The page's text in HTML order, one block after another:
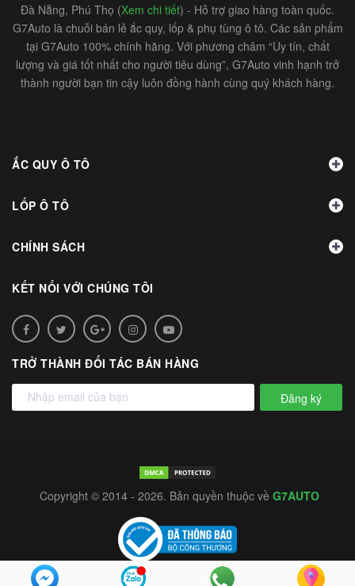
Đà Nẵng, Phú Thọ (Xem chi tiết) - Hỗ trợ giao hàng toàn quốc.
G7Auto là chuỗi bán lẻ ắc quy, lốp & phụ tùng ô tô. Các sản phẩm
tại G7Auto 100% chính hãng. Với phương châm “Uy tín, chất
lượng và giá tốt nhất cho người tiêu dùng”, G7Auto vinh hạnh trở
thành người bạn tin cậy luôn đồng hành cùng quý khách hàng.
ẮC QUY Ô TÔ
LỐP Ô TÔ
CHÍNH SÁCH
KẾT NỐI VỚI CHÚNG TÔI
TRỞ THÀNH ĐỐI TÁC BÁN HÀNG
Đăng ký
Copyright © 2014 - 2026. Bản quyền thuộc về G7AUTO